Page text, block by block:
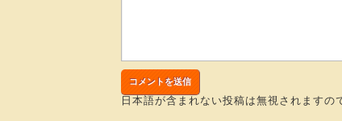
日本語が含まれない投稿は無視されますの